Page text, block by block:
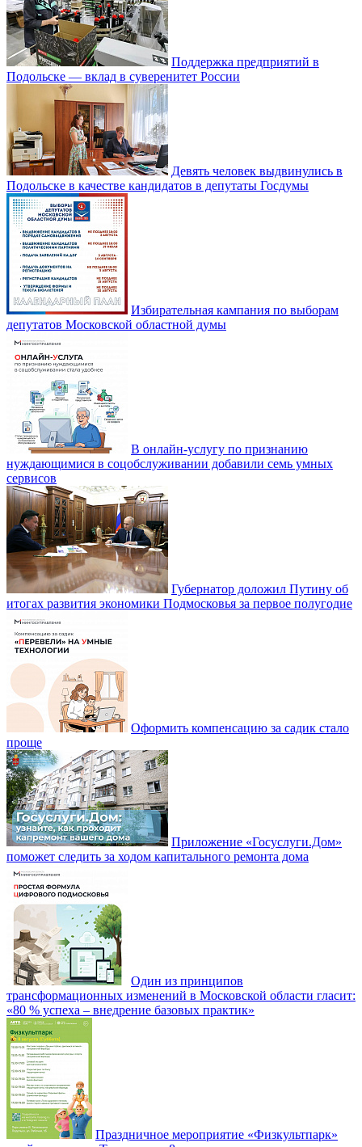
Поддержка предприятий в
Подольске — вклад в суверенитет России
Девять человек выдвинулись в
Подольске в качестве кандидатов в депутаты Госдумы
Избирательная кампания по выборам
депутатов Московской областной думы
В онлайн-услугу по признанию
нуждающимися в соцобслуживании добавили семь умных
сервисов
Губернатор доложил Путину об
итогах развития экономики Подмосковья за первое полугодие
Оформить компенсацию за садик стало
проще
Приложение «Госуслуги.Дом»
поможет следить за ходом капитального ремонта дома
Один из принципов
трансформационных изменений в Московской области гласит:
«80 % успеха – внедрение базовых практик»
Праздничное мероприятие «Физкультпарк»